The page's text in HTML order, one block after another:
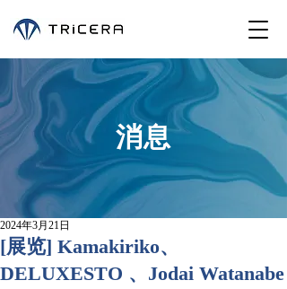
消息
[展览] Kamakiriko、
DELUXESTO 、Jodai Watanabe
2024年3月21日